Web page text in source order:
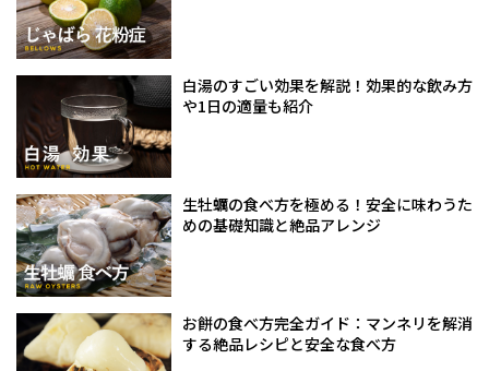
白湯のすごい効果を解説！効果的な飲み方
や1日の適量も紹介
生牡蠣の食べ方を極める！安全に味わうた
めの基礎知識と絶品アレンジ
お餅の食べ方完全ガイド：マンネリを解消
する絶品レシピと安全な食べ方